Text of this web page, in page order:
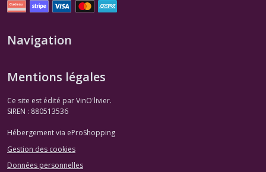
Navigation
Mentions légales
Ce site est édité par VinO'livier.
SIREN : 880513536
Hébergement via eProShopping
Gestion des cookies
Données personnelles